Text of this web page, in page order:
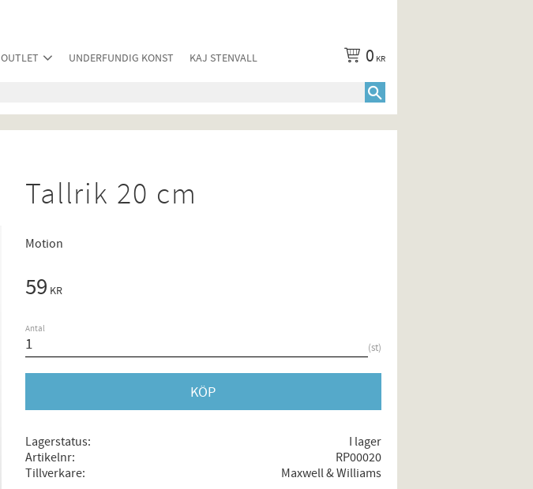
OUTLET UNDERFUNDIG KONST KAJ STENVALL 0 KR
Tallrik 20 cm
Motion
59 KR
Antal
st
KÖP
Lagerstatus
I lager
Artikelnr
RP00020
Tillverkare
Maxwell & Williams